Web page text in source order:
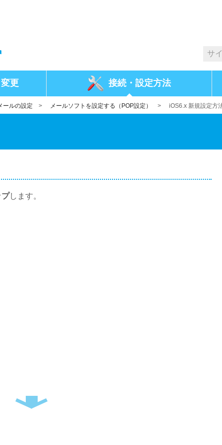
更 接続・ 設定方法
ールの設定 > メールソフトを設定する（POP設定） > iOS6.x 新規設定方
プします。